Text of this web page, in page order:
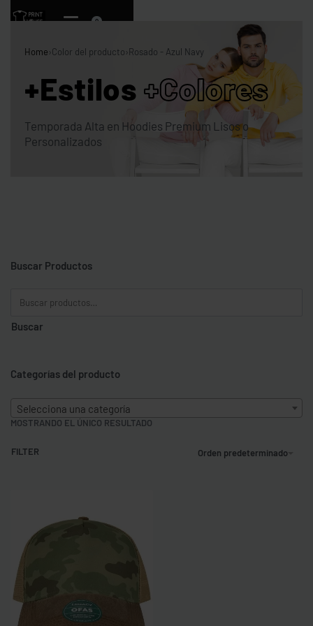
0
Home›Color del producto›Rosado - Azul Navy
+Estilos +Colores
Temporada Alta en Hoodies Premium Lisos o
Personalizados
Buscar Productos
Buscar
Categorías del producto
Selecciona una categoría
MOSTRANDO EL ÚNICO RESULTADO
Orden predeterminado
FILTER